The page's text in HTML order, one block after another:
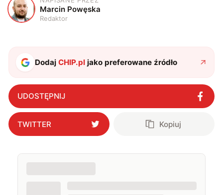
M Marcin Powęska
Redaktor
DodajCHIP.pl jako preferowane źródło
UDOSTĘPNIJ
TWITTER Kopiuj